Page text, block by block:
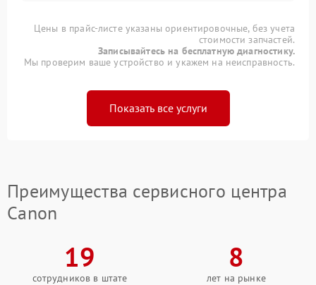
Цены в прайс-листе указаны ориентировочные, без учета
стоимости запчастей.
Записывайтесь на бесплатную диагностику.
Мы проверим ваше устройство и укажем на неисправность.
Показать все услуги
Преимущества сервисного центра
Canon
19
сотрудников в штате
8
лет на рынке